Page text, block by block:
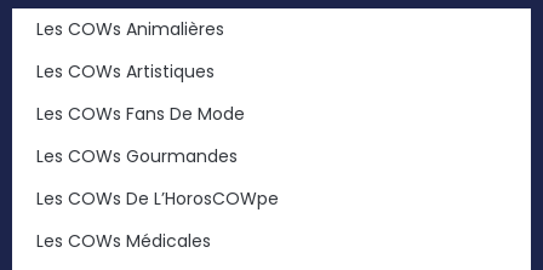
Les COWs Animalières
Les COWs Artistiques
Les COWs Fans De Mode
Les COWs Gourmandes
Les COWs De L’HorosCOWpe
Les COWs Médicales